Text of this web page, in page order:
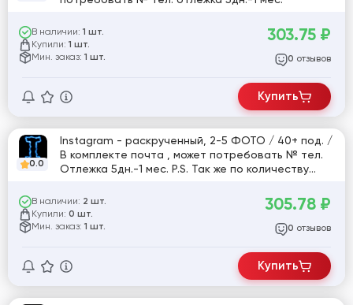
В наличии: 1 шт.
Купили: 1 шт.
Мин. заказ: 1 шт.
303.75 ₽
0 отзывов
Купить
0.0
Instagram - раскрученный, 2-5 ФОТО / 40+ под. /
В комплекте почта , может потребовать № тел.
Отлежка 5дн.-1 мес. P.S. Так же по количеству
.
В наличии: 2 шт.
Купили: 0 шт.
Мин. заказ: 1 шт.
305.78 ₽
0 отзывов
Купить